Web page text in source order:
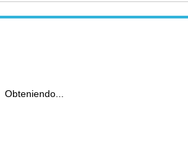
Obteniendo...